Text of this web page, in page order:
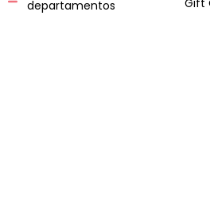
departamentos
Gift